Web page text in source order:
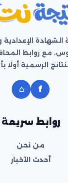
الإعدادية
مع روابط
النتائج الرسمية أولًا
f
⌂
روابط سريعة
من نحن
أحدث الأخبار